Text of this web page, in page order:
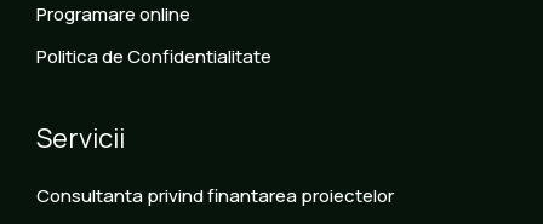
Programare online
Politica de Confidentialitate
Servicii
Consultanta privind finantarea proiectelor